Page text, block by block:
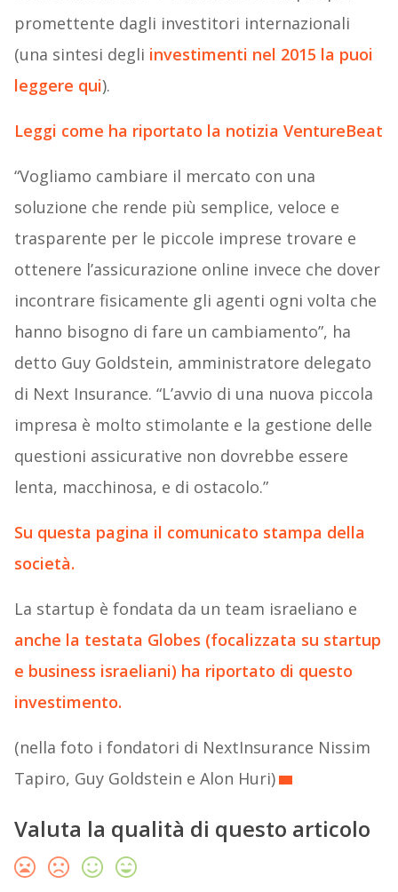
promettente dagli investitori internazionali
(una sintesi degli investimenti nel 2015 la puoi
leggere qui).
Leggi come ha riportato la notizia VentureBeat
“Vogliamo cambiare il mercato con una
soluzione che rende più semplice, veloce e
trasparente per le piccole imprese trovare e
ottenere l’assicurazione online invece che dover
incontrare fisicamente gli agenti ogni volta che
hanno bisogno di fare un cambiamento”, ha
detto Guy Goldstein, amministratore delegato
di Next Insurance. “L’avvio di una nuova piccola
impresa è molto stimolante e la gestione delle
questioni assicurative non dovrebbe essere
lenta, macchinosa, e di ostacolo.”
Su questa pagina il comunicato stampa della
società.
La startup è fondata da un team israeliano e
anche la testata Globes (focalizzata su startup
e business israeliani) ha riportato di questo
investimento.
(nella foto i fondatori di NextInsurance Nissim
Tapiro, Guy Goldstein e Alon Huri)
Valuta la qualità di questo articolo